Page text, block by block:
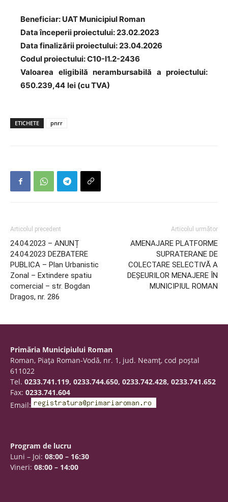
Beneficiar: UAT Municipiul Roman
Data începerii proiectului: 23.02.2023
Data finalizării proiectului:23.04.2026
Codul proiectului: C10-I1.2-2436
Valoarea eligibilă nerambursabilă a proiectului:
650.239,44 lei (cu TVA)
ETICHETE pnrr
Articolul precedent
24.04.2023 – ANUNȚ
24.04.2023 DEZBATERE
PUBLICA – Plan Urbanistic
Zonal – Extindere spatiu
comercial – str. Bogdan
Dragos, nr. 286
Articolul următor
AMENAJARE PLATFORME
SUPRATERANE DE
COLECTARE SELECTIVĂ A
DEȘEURILOR MENAJERE ÎN
MUNICIPIUL ROMAN
Primăria Municipiului Roman
Roman, Piaţa Roman-Vodă, nr. 1, jud. Neamţ, cod poştal
611022
Tel. 0233.741.119, 0233.744.650, 0233.742.428, 0233.741.652
Fax: 0233.741.604
Email:
Program de lucru
Luni – Joi: 08:00 – 16:30
Vineri: 08:00 – 14:00